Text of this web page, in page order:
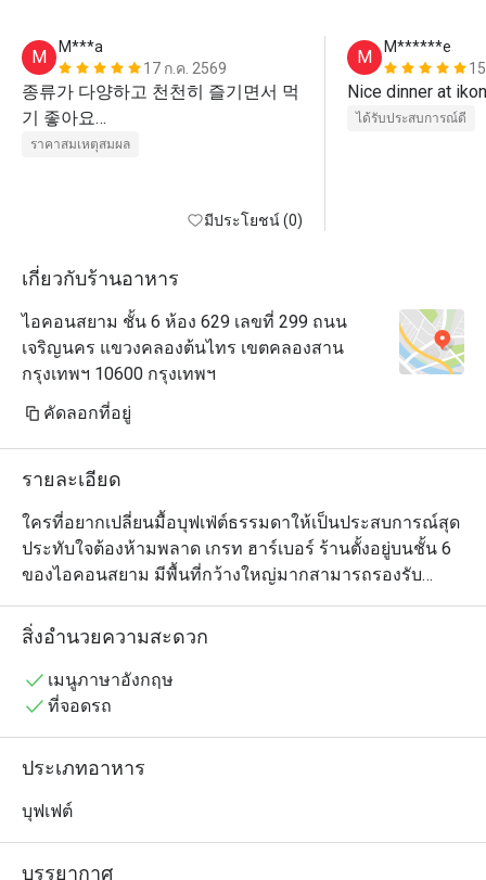
M
M***a
17 ก.ค. 2569
종류가 다양하고 천천히 즐기면서 먹
기 좋아요
할인된 가격에 먹기에는 적당하다고
ราคาสมเหตุสมผล
มีประโยชน์ (0)
M
M******e
Nice dinner at
ได้รับประสบการณ์ดี
เกี่ยวกับร้านอาหาร
ไอคอนสยาม ชั้น 6 ห้อง 629 เลขที่ 299 ถนน
เจริญนคร แขวงคลองต้นไทร เขตคลองสาน
กรุงเทพฯ 10600 กรุงเทพฯ
คัดลอกที่อยู่
รายละเอียด
ใครที่อยากเปลี่ยนมื้อบุฟเฟ่ต์ธรรมดาให้เป็นประสบการณ์สุด
ประทับใจต้องห้ามพลาด เกรท ฮาร์เบอร์ ร้านตั้งอยู่บนชั้น 6
ของไอคอนสยาม มีพื้นที่กว้างใหญ่มากสามารถรองรับ
ลูกค้าได้ถึง 400 ที่นั่ง และมีเมนูให้เลือกอร่อยถึงเกือบหนึ่ง
ร้อยรายการ ซึ่งทั้งหมดผ่านการคัดสรรมาจาก 4 สัญชาติ
ความอร่อย ตัวอย่างเมนูที่น่าสนใจ ได้แก่ ซาชิมิ เทปันยากิ
กุ้งแม่น้ำย่าง ติ่มซำ เครปเป็ดย่าง และซุปหม่าล่า รวมถึงเมนู
บาร์บีคิว พิซซ่า นอกจากนี้ยังมีอาหารไทยยอดนิยมและขนม
สิ่งอำนวยความสะดวก
เมนูภาษาอังกฤษ
ที่จอดรถ
ประเภทอาหาร
บุฟเฟต์
บรรยากาศ